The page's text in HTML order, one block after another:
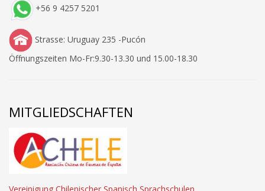
+56 9 4257 5201
Strasse: Uruguay 235 -Pucón
Öffnungszeiten Mo-Fr:9.30-13.30 und 15.00-18.30
MITGLIEDSCHAFTEN